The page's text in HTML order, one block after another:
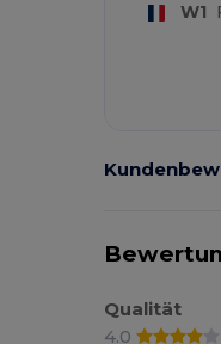
W1
Qualität
4.0